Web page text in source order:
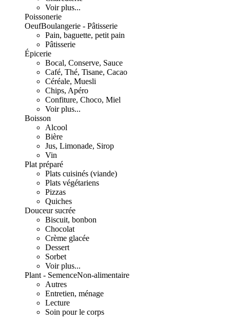
Voir plus...
Poissonerie
OeufBoulangerie - Pâtisserie
Pain, baguette, petit pain
Pâtisserie
Épicerie
Bocal, Conserve, Sauce
Café, Thé, Tisane, Cacao
Céréale, Muesli
Chips, Apéro
Confiture, Choco, Miel
Voir plus...
Boisson
Alcool
Bière
Jus, Limonade, Sirop
Vin
Plat préparé
Plats cuisinés (viande)
Plats végétariens
Pizzas
Quiches
Douceur sucrée
Biscuit, bonbon
Chocolat
Crème glacée
Dessert
Sorbet
Voir plus...
Plant - SemenceNon-alimentaire
Autres
Entretien, ménage
Lecture
Soin pour le corps